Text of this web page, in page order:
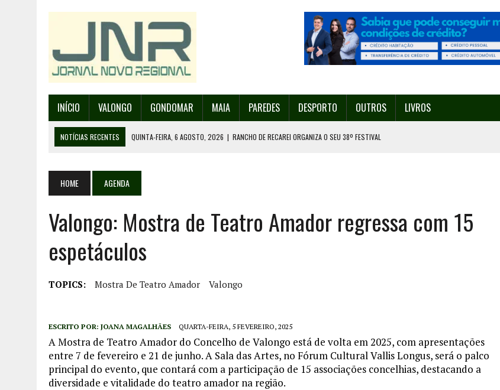
INÍCIO VALONGO GONDOMAR MAIA PAREDES DESPORTO OUTROS LIVROS
NOTÍCIAS RECENTES QUINTA-FEIRA, 6 AGOSTO, 2026 | RANCHO DE RECAREI ORGANIZA O SEU 38º FESTIVAL
QUINTA-FEIRA, 6 AGOSTO, 2026
QUINTA-FEIRA, 6 AGOSTO, 2026
RANCHO DE SANTO ANDRÉ DE SOBRADO ORGANIZA O SEU 35º FESTIVAL ESTE SÁBADO, DIA 8.
HOME AGENDA
Valongo: Mostra de Teatro Amador regressa com 15
espetáculos
TOPICS: Mostra De Teatro Amador Valongo
ESCRITO POR: JOANA MAGALHÃES QUARTA-FEIRA, 5 FEVEREIRO, 2025
A Mostra de Teatro Amador do Concelho de Valongo está de volta em 2025, com apresentações
entre 7 de fevereiro e 21 de junho. A Sala das Artes, no Fórum Cultural Vallis Longus, será o palco
principal do evento, que contará com a participação de 15 associações concelhias, destacando a
diversidade e vitalidade do teatro amador na região.